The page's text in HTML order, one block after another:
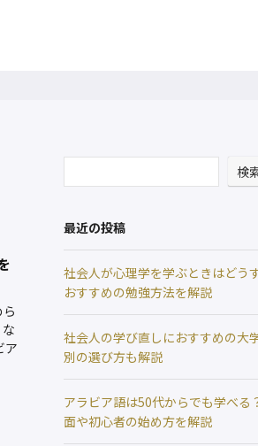
ア
検
最近の投稿
社会人が心理学を学ぶときはどう
おすすめの勉強方法を解説
社会人の学び直しにおすすめの大
別の選び方も解説
アラビア語は50代からでも学べる
面や初心者の始め方を解説